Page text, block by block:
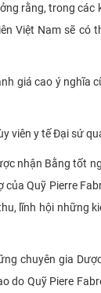
rằng, trong
Việt Nam sẽ
giá cao ý
viên y tế Đại sứ
nhận Bằng tốt
Quỹ Pierre
lĩnh hội những
chuyên gia
do Quỹ Piere